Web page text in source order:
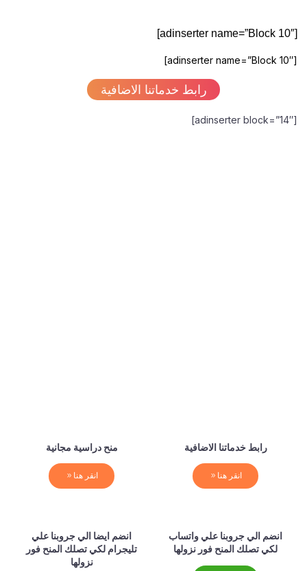
[adinserter name=”Block 10″]
[adinserter name=”Block 10″]
رابط خدماتنا الاضافية
[adinserter block=”14″]
رابط خدماتنا الاضافية
انقر هنا
منح دراسية مجانية
انقر هنا
انضم الي جروبنا علي واتساب
لكي تصلك المنح فور نزولها
انضم ايضا الي جروبنا علي
تليجرام لكي تصلك المنح فور
نزولها